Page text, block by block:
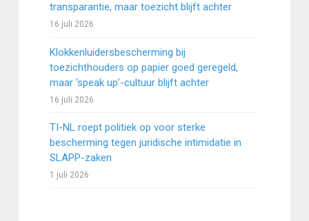
transparantie, maar toezicht blijft achter
16 juli 2026
Klokkenluidersbescherming bij
toezichthouders op papier goed geregeld,
maar ‘speak up’-cultuur blijft achter
16 juli 2026
TI-NL roept politiek op voor sterke
bescherming tegen juridische intimidatie in
SLAPP-zaken
1 juli 2026